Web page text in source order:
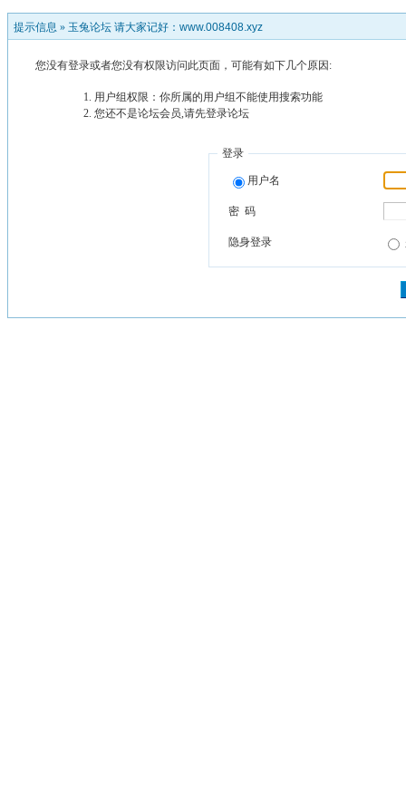
提示信息 » 玉兔论坛 请大家记好：www.008408.xyz
您没有登录或者您没有权限访问此页面，可能有如下几个原因:
用户组权限：你所属的用户组不能使用搜索功能
您还不是论坛会员,请先登录论坛
登录
用户名
密 码
隐身登录